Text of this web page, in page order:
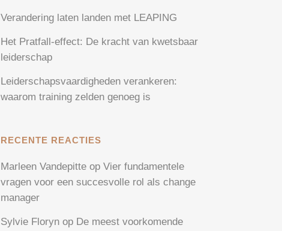
Verandering laten landen met LEAPING
Het Pratfall-effect: De kracht van kwetsbaar
leiderschap
Leiderschapsvaardigheden verankeren:
waarom training zelden genoeg is
RECENTE REACTIES
Marleen Vandepitte opVier fundamentele
vragen voor een succesvolle rol als change
manager
Sylvie Floryn op De meest voorkomende